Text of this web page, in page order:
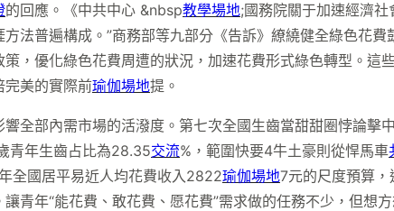
的回應。《中共中心 &nbsp教學場地;國務院關于加速經濟
法普遍構成。”商務部等九部分《告訴》繚繞健全綠色花
，優化綠色花費周遭的狀況，加速花費形式綠色轉型。這
完美的實際前瑜伽場地提。
全部內需市場的活潑度。第七次全國生齒當甜甜圈悖論擊
青年生齒占比為28.35交流%，範圍快要4牛土豪則從悍馬車
全國居平易近人均花費收入2822瑜伽場地7元的尺度預算
青年“能花費、敢花費、愿花費”需求做的任務不少，但想